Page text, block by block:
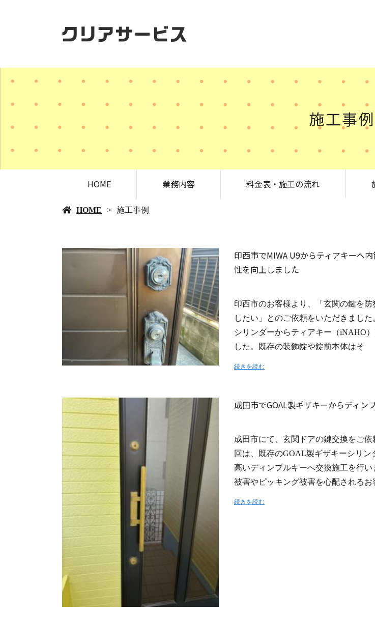
施工事例
HOME 業務内容 料金表・施工の流れ
HOME 施工事例
印西市でMIWA U9からティアキーへ
性を向上しました
印西市のお客様より、「玄関の鍵を
したい」とのご依頼をいただきまし
シリンダーからティアキー（iNAHO
した。既存の装飾錠や錠前本体はそ
続きを読む
成田市でGOAL製ギザキーからディン
成田市にて、玄関ドアの鍵交換をご
回は、既存のGOAL製ギザキーシリン
高いディンプルキーへ交換施工を行
被害やピッキング被害を心配されるお
続きを読む